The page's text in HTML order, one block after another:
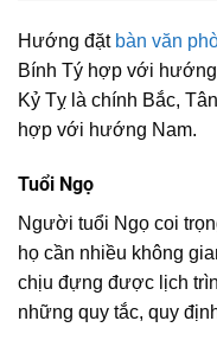
Hướng đặt bàn văn
Bính Tý hợp với
Kỷ Tỵ là chính Bắc,
hợp với hướng Nam.
Tuổi Ngọ
Người tuổi Ngọ coi
họ cần nhiều không
chịu đựng được lịch
những quy tắc, quy